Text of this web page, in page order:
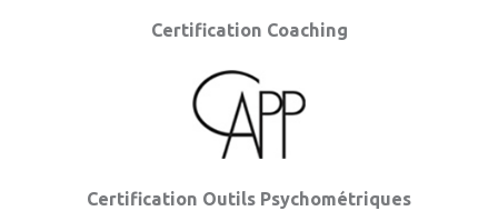
Certification Coaching
Certification Outils Psychométriques